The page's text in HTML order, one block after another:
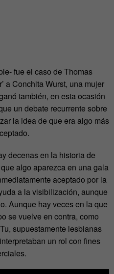
fue el caso de Thomas
a Conchita Wurst, una mujer
también, en esta ocasión
un debate recurrente sobre
la idea de que era algo más
decenas en la historia de
algo aparezca en una gala
aceptado por la
a la visibilización, aunque
Aunque hay veces en la que
se vuelve en contra, como
supuestamente lesbianas
un rol con fines